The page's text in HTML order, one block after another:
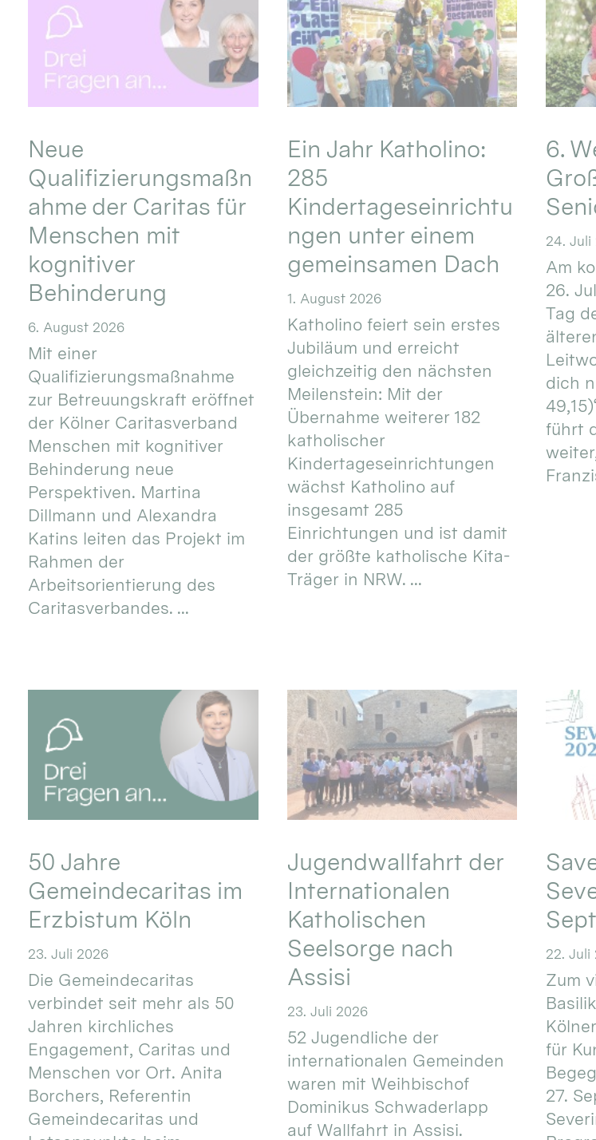
Neue
Qualifizierungsmaßn
ahme der Caritas für
Menschen mit
kognitiver
Behinderung
6. August 2026
Mit einer
Qualifizierungsmaßnahme
zur Betreuungskraft eröffnet
der Kölner Caritasverband
Menschen mit kognitiver
Behinderung neue
Perspektiven. Martina
Dillmann und Alexandra
Katins leiten das Projekt im
Rahmen der
Arbeitsorientierung des
Caritasverbandes. ...
Ein Jahr Katholino:
285
Kindertageseinrichtu
ngen unter einem
gemeinsamen Dach
1. August 2026
Katholino feiert sein erstes
Jubiläum und erreicht
gleichzeitig den nächsten
Meilenstein: Mit der
Übernahme weiterer 182
katholischer
Kindertageseinrichtungen
wächst Katholino auf
insgesamt 285
Einrichtungen und ist damit
der größte katholische Kita-
Träger in NRW. ...
6.
24. Juli
Am
26.
Tag
dich
führt
50 Jahre
Gemeindecaritas im
Erzbistum Köln
23. Juli 2026
Die Gemeindecaritas
verbindet seit mehr als 50
Jahren kirchliches
Engagement, Caritas und
Menschen vor Ort. Anita
Borchers, Referentin
Gemeindecaritas und
Jugendwallfahrt der
Internationalen
Katholischen
Seelsorge nach
Assisi
23. Juli 2026
52 Jugendliche der
internationalen Gemeinden
waren mit Weihbischof
Dominikus Schwaderlapp
auf Wallfahrt in Assisi.
22. Juli
Zum
für
27.